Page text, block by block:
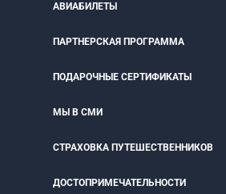
АВИАБИЛЕТЫ
ПАРТНЕРСКАЯ ПРОГРАММА
ПОДАРОЧНЫЕ СЕРТИФИКАТЫ
МЫ В СМИ
СТРАХОВКА ПУТЕШЕСТВЕННИКОВ
ДОСТОПРИМЕЧАТЕЛЬНОСТИ